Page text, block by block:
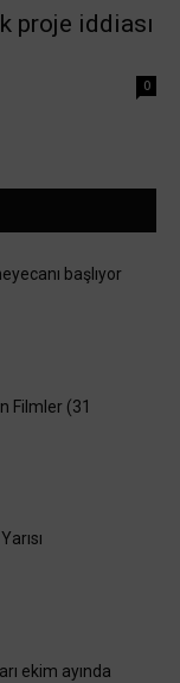
proje iddiası
0
başlıyor
Filmler (31
ekim ayında